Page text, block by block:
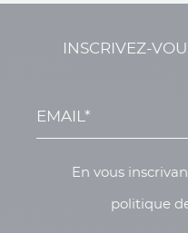
INSCRIVEZ-
En vous
politique